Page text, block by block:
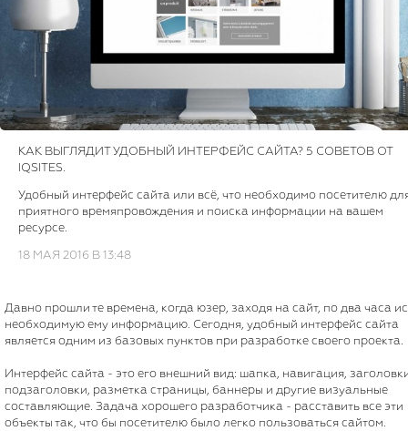
КАК ВЫГЛЯДИТ УДОБНЫЙ ИНТЕРФЕЙС САЙТА? 5 СОВЕТОВ ОТ
IQSITES.
Удобный интерфейс сайта или всё, что необходимо посетителю
приятного времяпровождения и поиска информации на вашем
ресурсе.
18 МАЯ 2016 В 13:48
Давно прошли те времена, когда юзер, заходя на сайт, по два часа
необходимую ему информацию. Сегодня, удобный интерфейс сайта
является одним из базовых пунктов при разработке своего проекта.
Интерфейс сайта - это его внешний вид: шапка, навигация,
подзаголовки, разметка страницы, баннеры и другие визуальные
составляющие. Задача хорошего разработчика - расставить все эти
объекты так, что бы посетителю было легко пользоваться сайтом.